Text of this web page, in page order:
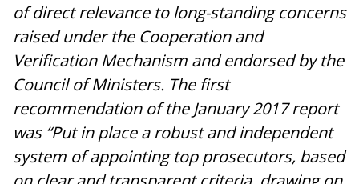
of direct relevance to long-standing concerns
raised under the Cooperation and
Verification Mechanism and endorsed by the
Council of Ministers. The first
recommendation of the January 2017 report
was “Put in place a robust and independent
system of appointing top prosecutors, based